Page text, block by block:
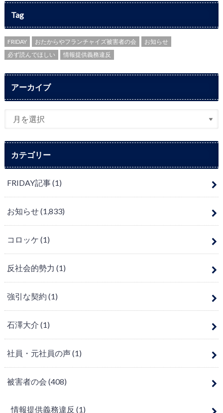
Tag
FRIDAY おたからやフランチャイズ被害者の会
お知らせ
必ず読んでほしい
情報提供義務違反
アーカイブ
カテゴリー
FRIDAY記事(1)
お知らせ(1,833)
コロッケ (1)
反社会的勢力 (1)
強引な契約 (1)
石澤大介 (1)
社員・元社員の声(1)
被害者の会 (408)
情報提供義務違反 (1)